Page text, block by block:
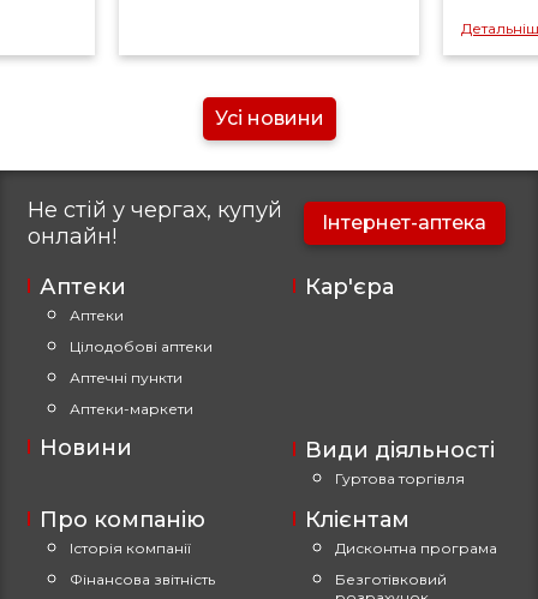
Усі новини
Не стій у чергах, купуй
онлайн!
Інтернет-аптека
Аптеки
Аптеки
Цілодобові аптеки
Аптечні пункти
Аптеки-маркети
Про компанію
Історія компанії
Фінансова звітність
Види діяльності
Гуртова торгівля
Новини
Клієнтам
Дисконтна програма
Безготівковий
Кар'єра